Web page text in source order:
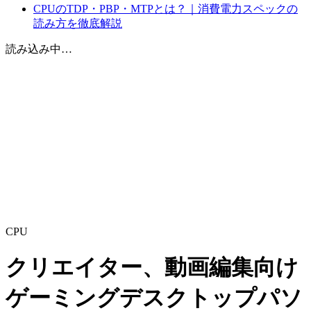
CPUのTDP・PBP・MTPとは？｜消費電力スペックの
読み方を徹底解説
読み込み中…
CPU
クリエイター、動画編集向け
ゲーミングデスクトップパソ